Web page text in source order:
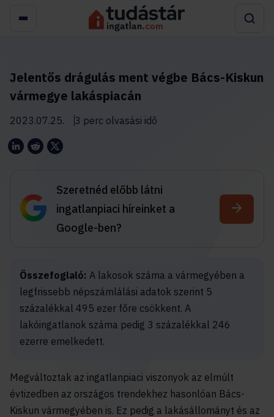
Jelentős drágulás ment végbe Bács-Kiskun
vármegye lakáspiacán
2023.07.25. 3 perc olvasási idő
Szeretnéd előbb látni
ingatlanpiaci híreinket a
Google-ben?
Összefoglaló: A lakosok száma a vármegyében a
legfrissebb népszámlálási adatok szerint 5
százalékkal 495 ezer főre csökkent. A
lakóingatlanok száma pedig 3 százalékkal 246
ezerre emelkedett.
Megváltoztak az ingatlanpiaci viszonyok az elmúlt
évtizedben az országos trendekhez hasonlóan Bács-
Kiskun vármegyében is. Ez pedig a lakásállományt és az